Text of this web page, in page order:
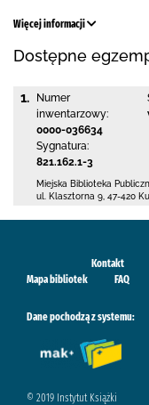
Więcej informacji
Dostępne
1.
Numer
inwentarzowy:
0000-036634
Sygnatura:
821.162.1-3
Miejska Biblioteka
ul. Klasztorna 9 47-420
Kontakt
Mapa bibliotek
FAQ
Dane pochodzą z systemu:
© 2019 Instytut Książki